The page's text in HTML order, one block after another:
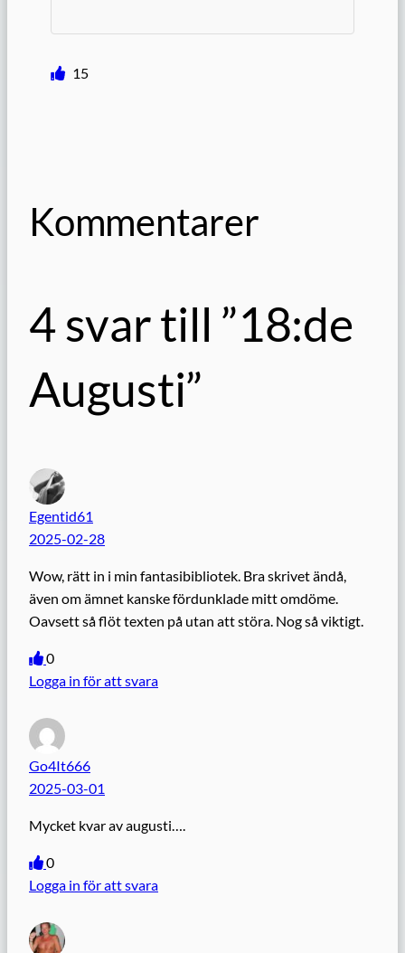
15
Kommentarer
4 svar till ”18:de
Augusti”
Egentid61
2025-02-28
Wow, rätt in i min fantasibibliotek. Bra skrivet ändå,
även om ämnet kanske fördunklade mitt omdöme.
Oavsett så flöt texten på utan att störa. Nog så viktigt.
0
Logga in för att svara
Go4It666
2025-03-01
Mycket kvar av augusti….
0
Logga in för att svara